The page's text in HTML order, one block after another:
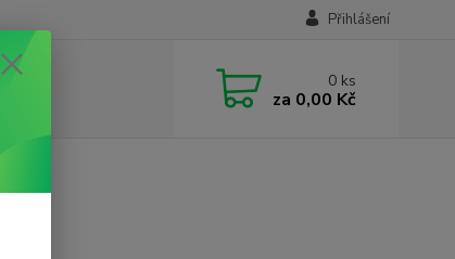
Přihlášení
0 ks
za 0,00 Kč